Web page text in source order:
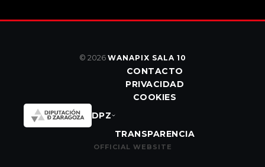
© 2026 WANAPIX SALA 10
CONTACTO
PRIVACIDAD
COOKIES
DPZ
TRANSPARENCIA
OFFICIAL WEBSITE